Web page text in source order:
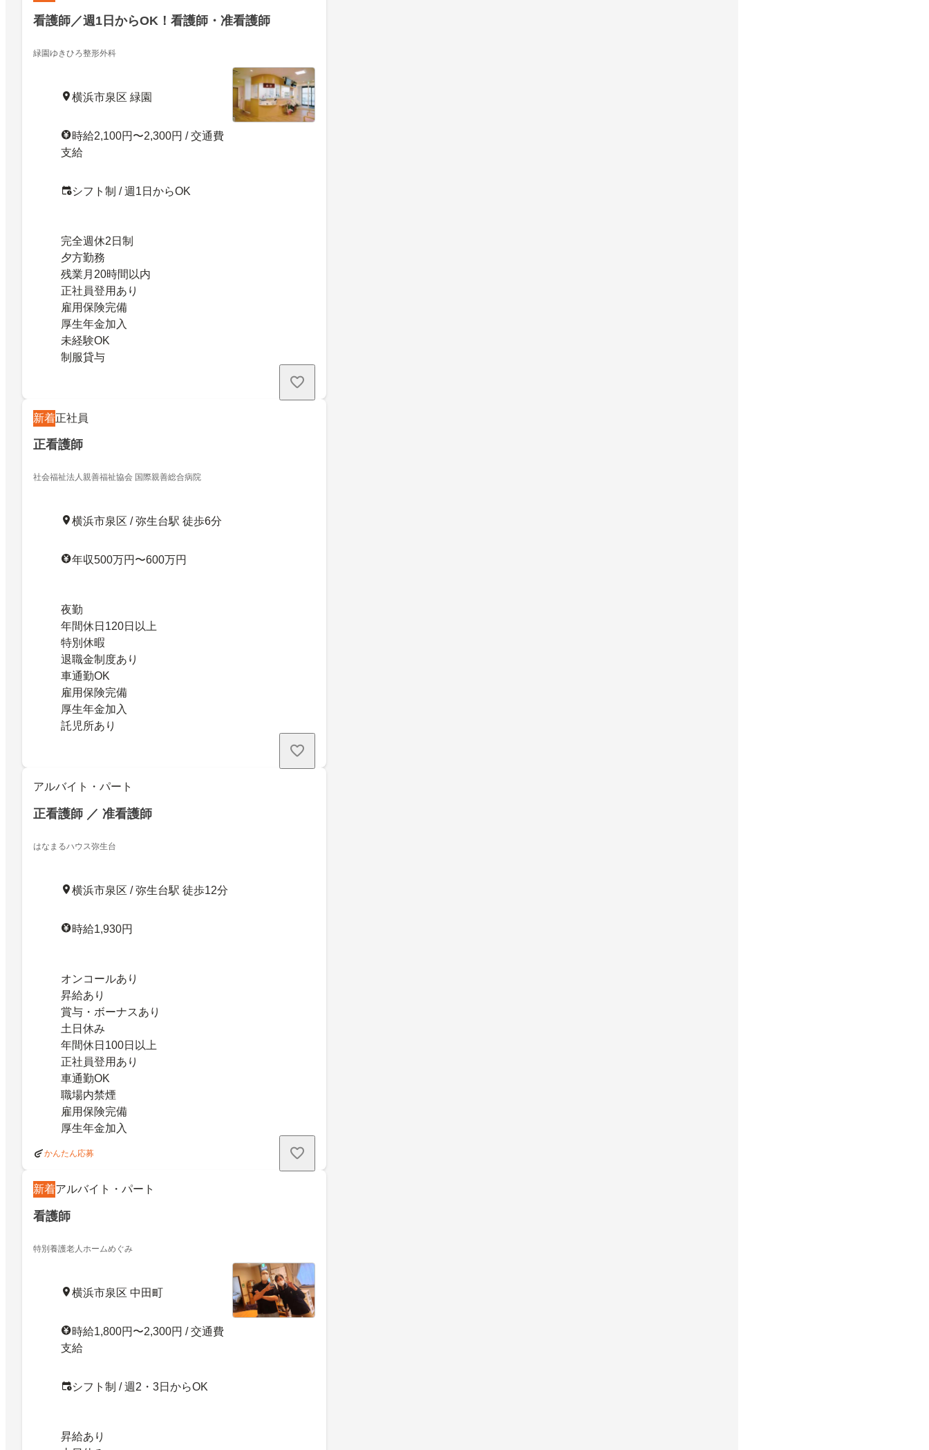
看護師／週1日からOK！看護師・准看護師
緑園ゆきひろ整形外科
横浜市泉区 緑園
時給2,100円〜2,300円 / 交通費
支給
シフト制 / 週1日からOK
完全週休2日制
夕方勤務
残業月20時間以内
正社員登用あり
雇用保険完備
厚生年金加入
未経験OK
制服貸与
新着正社員
正看護師
社会福祉法人親善福祉協会 国際親善総合病院
横浜市泉区 / 弥生台駅 徒歩6分
年収500万円〜600万円
夜勤
年間休日120日以上
特別休暇
退職金制度あり
車通勤OK
雇用保険完備
厚生年金加入
託児所あり
アルバイト・パート
正看護師 ／ 准看護師
はなまるハウス弥生台
横浜市泉区 / 弥生台駅 徒歩12分
時給1,930円
オンコールあり
昇給あり
賞与・ボーナスあり
土日休み
年間休日100日以上
正社員登用あり
車通勤OK
職場内禁煙
雇用保険完備
厚生年金加入
かんたん応募
新着アルバイト・パート
看護師
特別養護老人ホームめぐみ
横浜市泉区 中田町
時給1,800円〜2,300円 / 交通費
支給
シフト制 / 週2・3日からOK
昇給あり